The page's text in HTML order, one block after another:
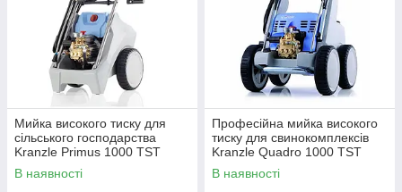
Мийка високого тиску для
сільського господарства
Kranzle Primus 1000 TST
В наявності
Професійна мийка високого
тиску для свинокомплексів
Kranzle Quadro 1000 TST
В наявності